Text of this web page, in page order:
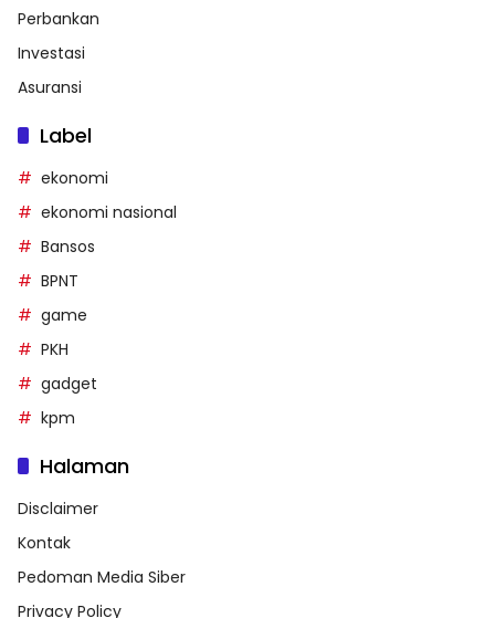
Perbankan
Investasi
Asuransi
Label
ekonomi
ekonomi nasional
Bansos
BPNT
game
PKH
gadget
kpm
Halaman
Disclaimer
Kontak
Pedoman Media Siber
Privacy Policy